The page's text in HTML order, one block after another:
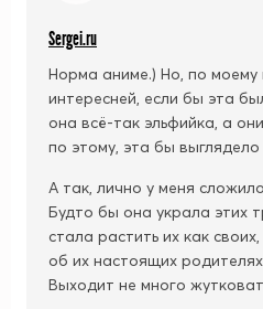
Sergei.ru
Норма аниме.) Но, по
интересней, если бы эта
она всё-так эльфийка, а
по этому, эта бы
А так, лично у меня
Будто бы она украла этих
стала растить их как
об их настоящих
Выходит не много